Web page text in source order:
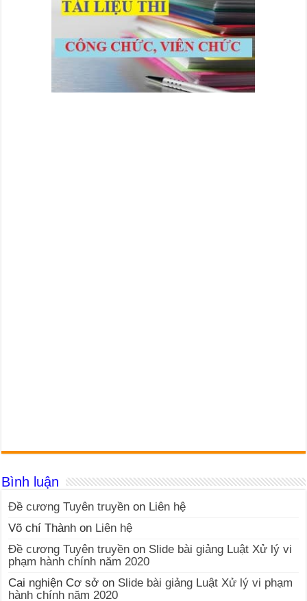
Bình luận
Đề cương Tuyên truyền on Liên hệ
Võ chí Thành on Liên hệ
Đề cương Tuyên truyền on Slide bài giảng Luật Xử lý vi
phạm hành chính năm 2020
Cai nghiện Cơ sở on Slide bài giảng Luật Xử lý vi phạm
hành chính năm 2020